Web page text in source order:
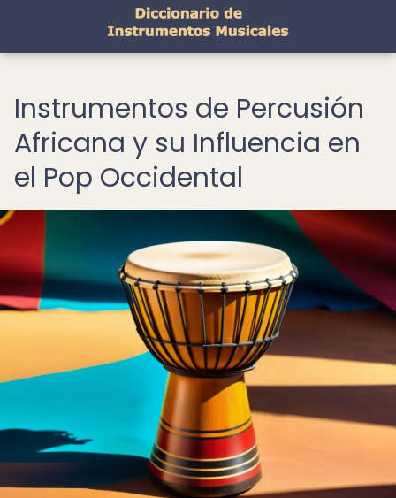
Instrumentos de Percusión
Africana y su Influencia en
el Pop Occidental